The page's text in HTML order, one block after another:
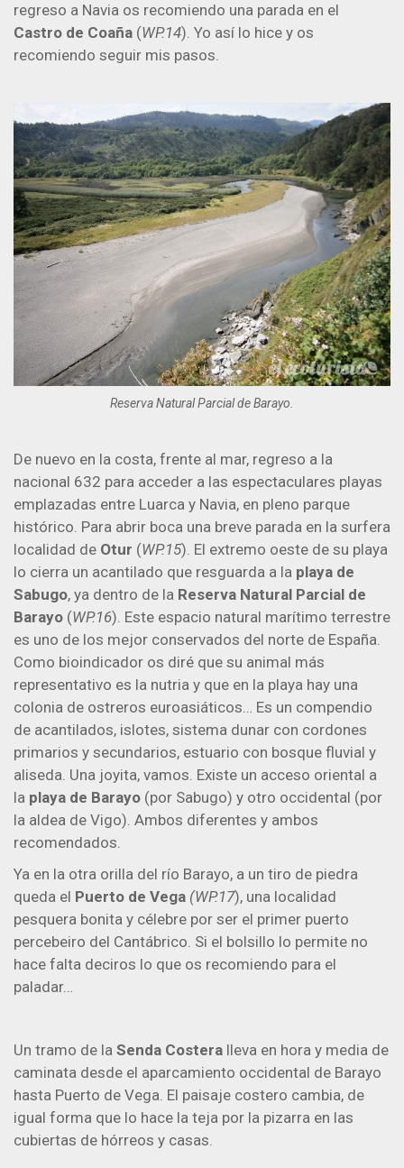
regreso a Navia os recomiendo una parada en el
Castro de Coaña (WP.14). Yo así lo hice y os
recomiendo seguir mis pasos.
Reserva Natural Parcial de Barayo.
De nuevo en la costa, frente al mar, regreso a la
nacional 632 para acceder a las espectaculares playas
emplazadas entre Luarca y Navia, en pleno parque
histórico. Para abrir boca una breve parada en la surfera
localidad de Otur (WP.15). El extremo oeste de su playa
lo cierra un acantilado que resguarda a la playa de
Sabugo, ya dentro de la Reserva Natural Parcial de
Barayo (WP.16). Este espacio natural marítimo terrestre
es uno de los mejor conservados del norte de España.
Como bioindicador os diré que su animal más
representativo es la nutria y que en la playa hay una
colonia de ostreros euroasiáticos… Es un compendio
de acantilados, islotes, sistema dunar con cordones
primarios y secundarios, estuario con bosque fluvial y
aliseda. Una joyita, vamos. Existe un acceso oriental a
la playa de Barayo (por Sabugo) y otro occidental (por
la aldea de Vigo). Ambos diferentes y ambos
recomendados.
Ya en la otra orilla del río Barayo, a un tiro de piedra
queda el Puerto de Vega (WP.17), una localidad
pesquera bonita y célebre por ser el primer puerto
percebeiro del Cantábrico. Si el bolsillo lo permite no
hace falta deciros lo que os recomiendo para el
paladar…
Un tramo de la Senda Costera lleva en hora y media de
caminata desde el aparcamiento occidental de Barayo
hasta Puerto de Vega. El paisaje costero cambia, de
igual forma que lo hace la teja por la pizarra en las
cubiertas de hórreos y casas.